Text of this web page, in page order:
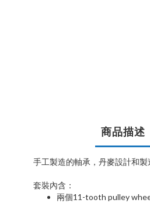
商品描述
手工製造的軸承，丹麥設計和
套裝內含：
兩個11-tooth pulley